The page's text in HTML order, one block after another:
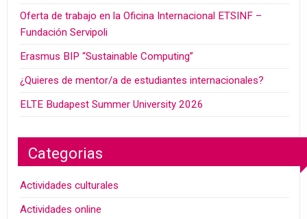
Oferta de trabajo en la Oficina Internacional ETSINF –
Fundación Servipoli
Erasmus BIP “Sustainable Computing”
¿Quieres de mentor/a de estudiantes internacionales?
ELTE Budapest Summer University 2026
Categorias
Actividades culturales
Actividades online